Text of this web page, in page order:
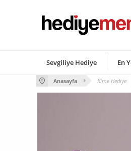
Sevgiliye Hediye En
Anasayfa Kime Hediye